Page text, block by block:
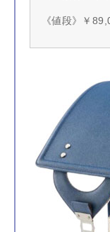
《値段》￥